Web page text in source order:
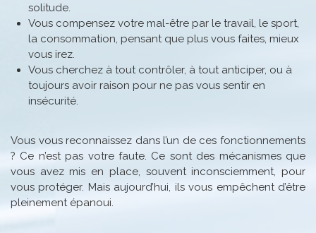
solitude.
Vous compensez votre mal-être par le travail, le sport,
la consommation, pensant que plus vous faites, mieux
vous irez.
Vous cherchez à tout contrôler, à tout anticiper, ou à
toujours avoir raison pour ne pas vous sentir en
insécurité.
Vous vous reconnaissez dans l’un de ces fonctionnements
? Ce n’est pas votre faute. Ce sont des mécanismes que
vous avez mis en place, souvent inconsciemment, pour
vous protéger. Mais aujourd’hui, ils vous empêchent d’être
pleinement épanoui.